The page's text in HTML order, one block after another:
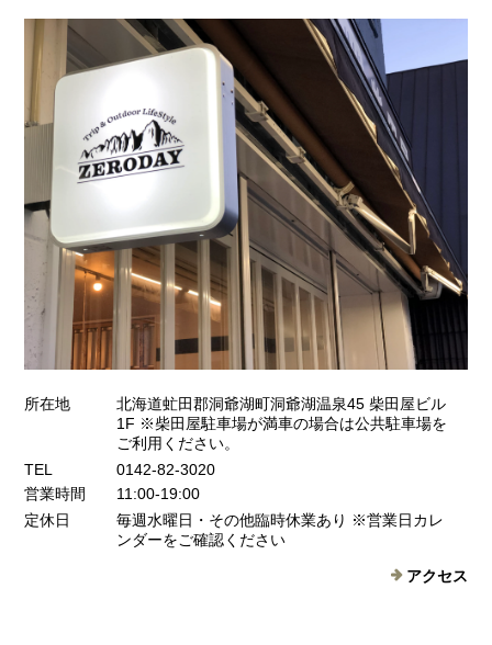
所在地
北海道虻田郡洞爺湖町洞爺湖温泉45 柴田屋ビル
1F ※柴田屋駐車場が満車の場合は公共駐車場を
ご利用ください。
TEL
0142-82-3020
営業時間
11:00-19:00
定休日
毎週水曜日・その他臨時休業あり ※営業日カレ
ンダーをご確認ください
アクセス